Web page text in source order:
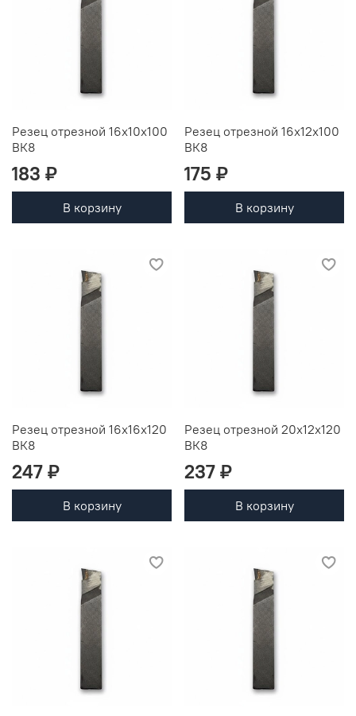
Резец отрезной 16х10х100
ВК8
183 ₽
В корзину
Резец отрезной 16х12х100
ВК8
175 ₽
В корзину
Резец отрезной 16х16х120
ВК8
247 ₽
В корзину
Резец отрезной 20х12х120
ВК8
237 ₽
В корзину